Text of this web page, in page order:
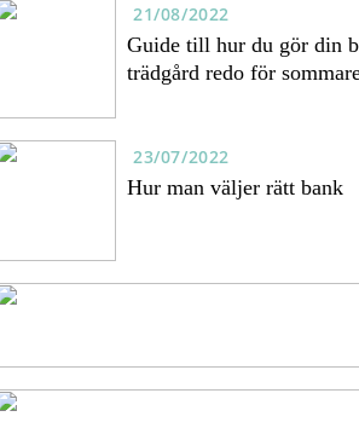
21/08/2022
Guide till hur du gör din
trädgård redo för
23/07/2022
Hur man väljer rätt bank